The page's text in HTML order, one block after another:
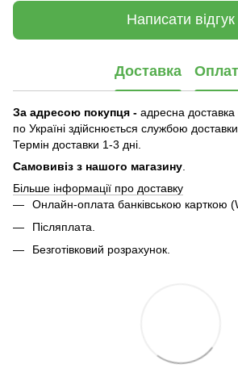
Написати відгук
Доставка
За адресою покупця - адресна
по Україні здійснюється службою
Термін доставки 1-3 дні.
Самовивіз з нашого магазину
Більше інформації про доставку
Онлайн-оплата банківською карткою
Післяплата.
Безготівковий розрахунок.